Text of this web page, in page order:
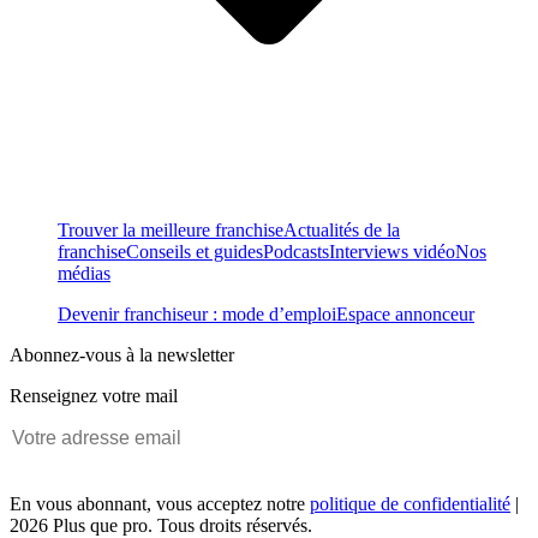
Trouver la meilleure franchiseActualités de la
franchiseConseils et guidesPodcastsInterviews vidéoNos
médias
Devenir franchiseur : mode d’emploiEspace annonceur
Abonnez-vous à la newsletter
Renseignez votre mail
En vous abonnant, vous acceptez notre politique de confidentialité |
2026 Plus que pro. Tous droits réservés.